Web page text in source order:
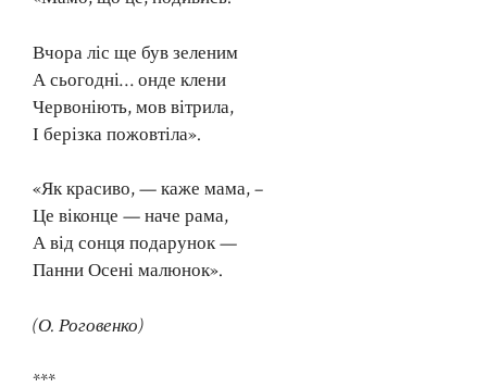
Вчора ліс ще був зеленим
А сьогодні… онде клени
Червоніють, мов вітрила,
І берізка пожовтіла».
«Як красиво, — каже мама, –
Це віконце — наче рама,
А від сонця подарунок —
Панни Осені малюнок».
(О. Роговенко)
***